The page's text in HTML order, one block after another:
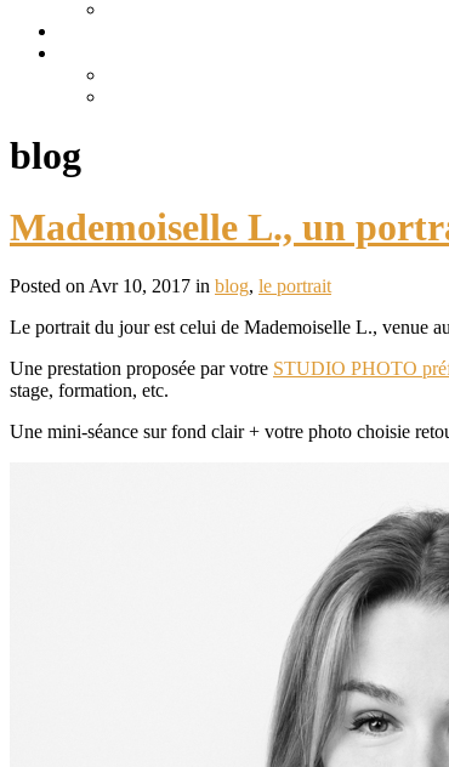
blog
Mademoiselle L., un
Posted on Avr 10, 2017 in blog, le portrait
Le portrait du jour est celui de Mademoiselle L., venue
Une prestation proposée par votre STUDIO PHOTO
stage, formation, etc.
Une mini-séance sur fond clair + votre photo choisie